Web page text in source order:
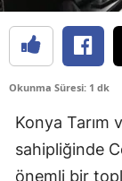
Okunma Süresi: 1 dk
Konya Tarım
sahipliğinde
önemli bir